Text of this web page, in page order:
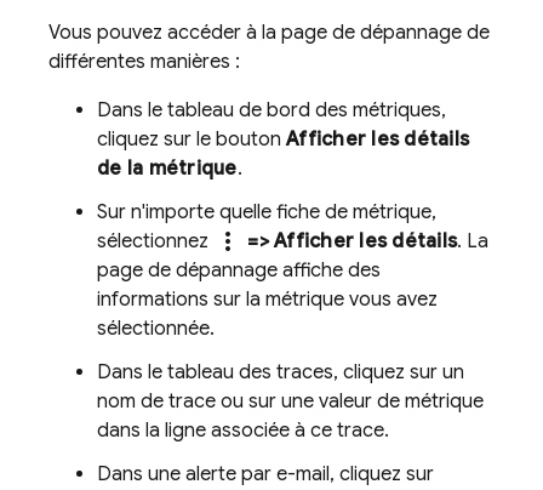
Vous pouvez accéder à la page de dépannage de
différentes manières :
Dans le tableau de bord des métriques,
cliquez sur le boutonAfficher les détails
de la métrique.
Sur n'importe quelle fiche de métrique,
sélectionnez
more_vert => Afficher les détails. La
page de dépannage affiche des
informations sur la métrique vous avez
sélectionnée.
Dans le tableau des traces, cliquez sur un
nom de trace ou sur une valeur de métrique
dans la ligne associée à ce trace.
Dans une alerte par e-mail, cliquez sur